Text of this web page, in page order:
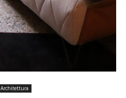
Architettura